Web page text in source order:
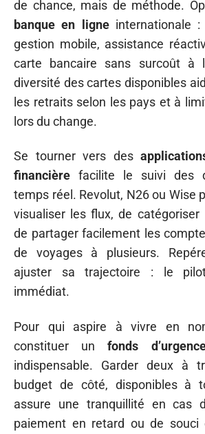
de chance, mais de méthode.
banque en ligneinternationale :
gestion mobile, assistance
carte bancaire sans surcoût à
diversité des cartes disponibles
les retraits selon les pays et à
lors du change.
Se tourner vers des
financière facilite le suivi des
temps réel. Revolut, N26 ou Wise
visualiser les flux, de
de partager facilement les
de voyages à plusieurs.
ajuster sa trajectoire : le
immédiat.
Pour qui aspire à vivre en
constituer unfonds
indispensable. Garder deux à
budget de côté, disponibles à
assure une tranquillité en cas
paiement en retard ou de souci